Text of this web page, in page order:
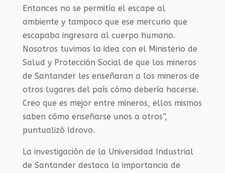
Entonces no se permitía el escape al
ambiente y tampoco que ese mercurio que
escapaba ingresara al cuerpo humano.
Nosotros tuvimos la idea con el Ministerio de
Salud y Protección Social de que los mineros
de Santander les enseñaran a los mineros de
otros lugares del país cómo debería hacerse.
Creo que es mejor entre mineros, ellos mismos
saben cómo enseñarse unos a otros”,
puntualizó Idrovo.
La investigación de la Universidad Industrial
de Santander destaca la importancia de